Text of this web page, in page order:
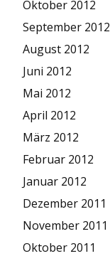
Oktober 2012
September 2012
August 2012
Juni 2012
Mai 2012
April 2012
März 2012
Februar 2012
Januar 2012
Dezember 2011
November 2011
Oktober 2011